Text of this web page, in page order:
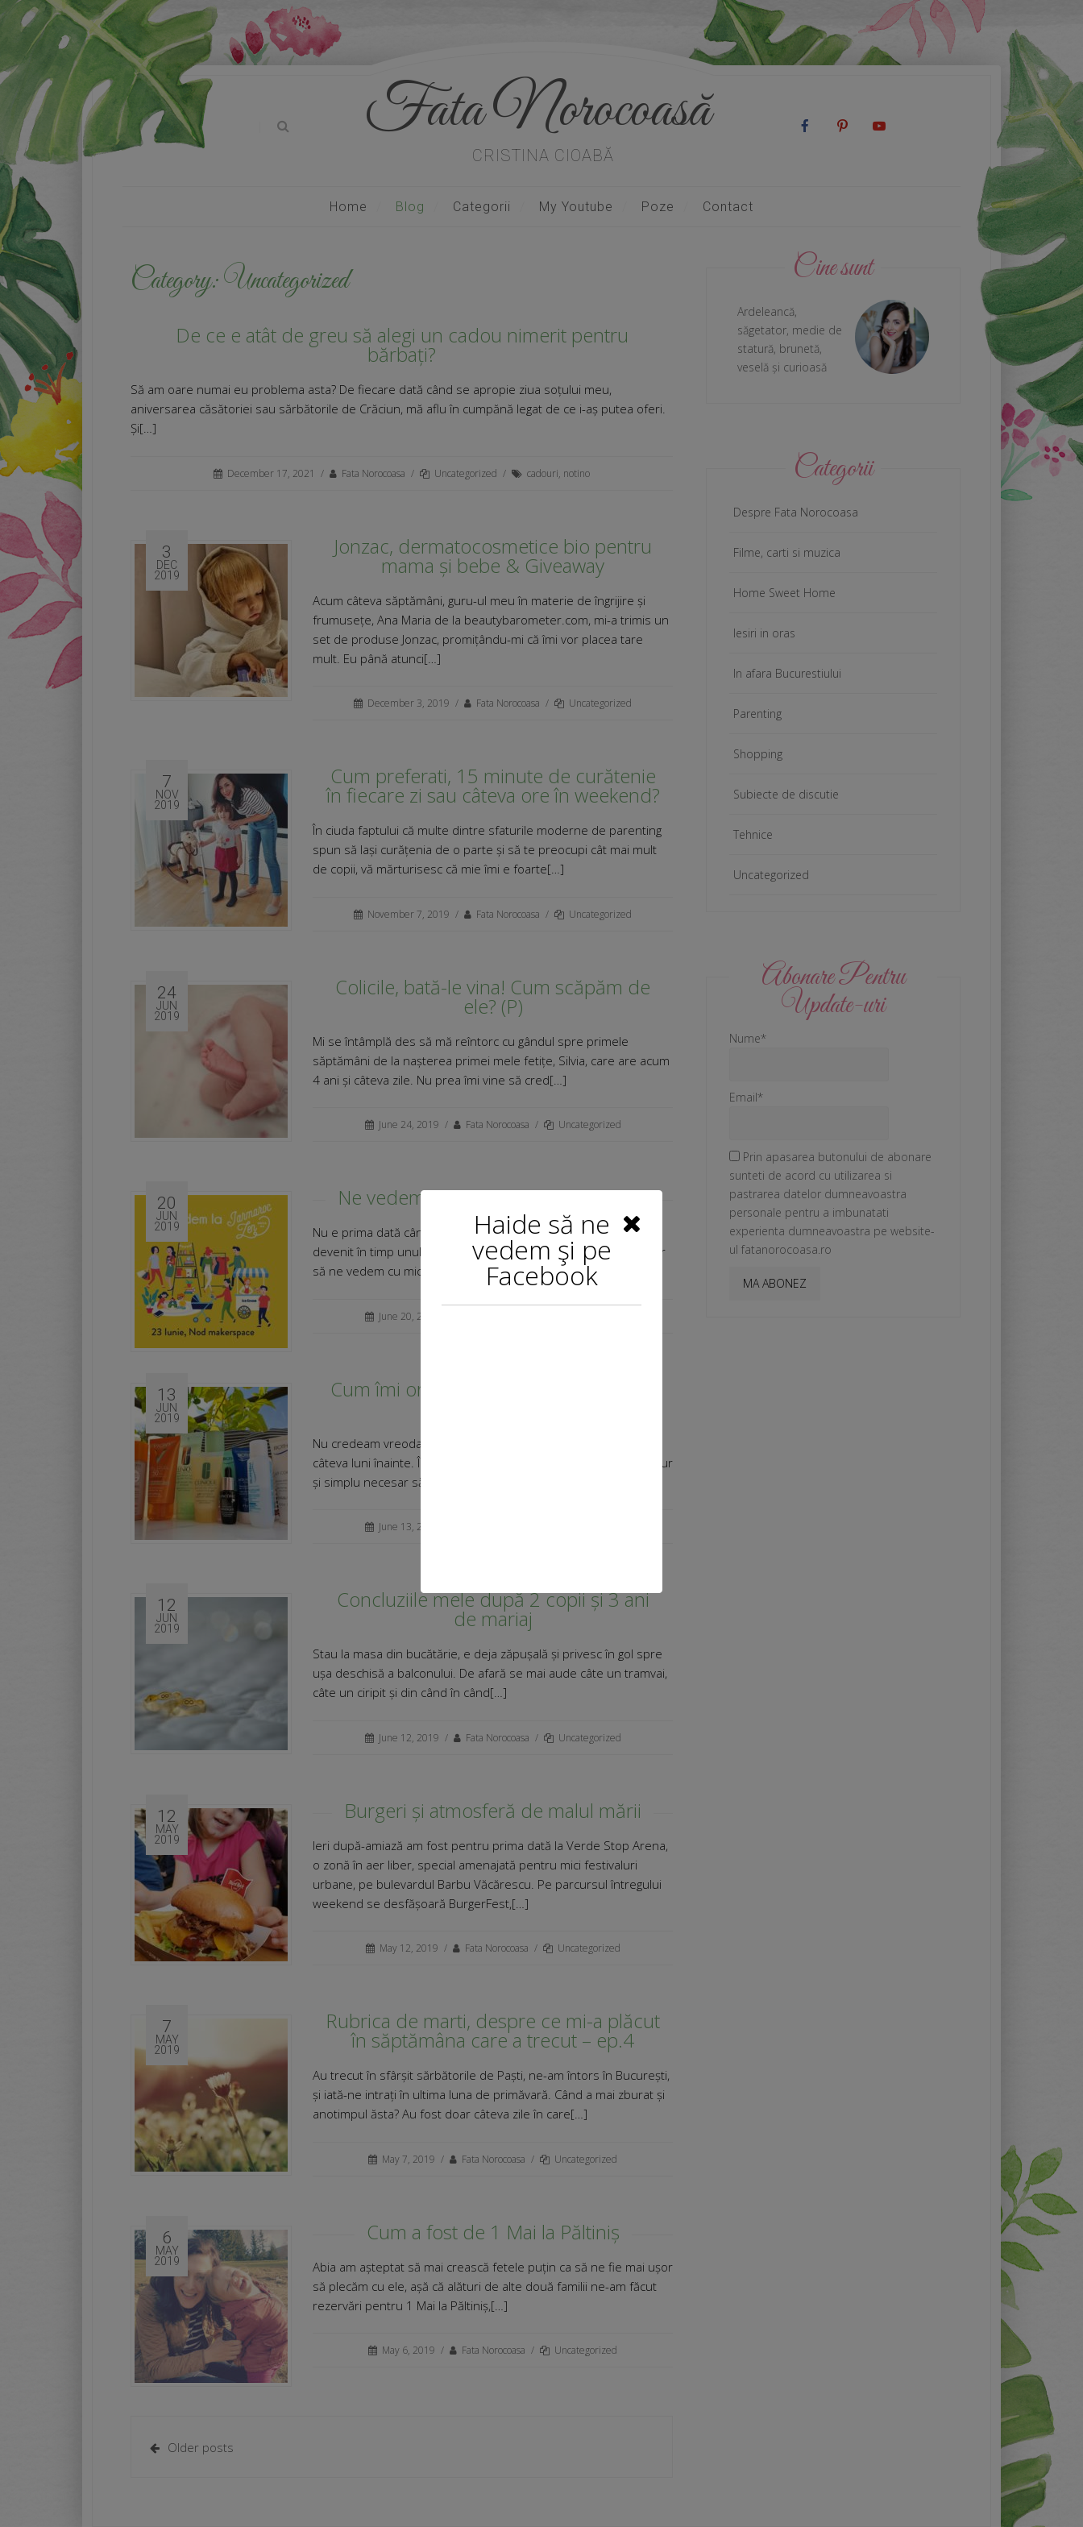
Fata Norocoasă
CRISTINA CIOABĂ
Home Blog Categorii My Youtube Poze Contact
Category:Uncategorized
De ce e atât de greu să alegi un cadou nimerit pentru
bărbați?
Să am oare numai eu problema asta? De fiecare dată când se apropie ziua soțului meu,
aniversarea căsătoriei sau sărbătorile de Crăciun, mă aflu în cumpănă legat de ce i-aș putea oferi.
Și[…]
December 17, 2021 / Fata Norocoasa / Uncategorized / cadouri, notino
3
DEC
2019
Jonzac, dermatocosmetice bio pentru
mama și bebe & Giveaway
Acum câteva săptămâni, guru-ul meu în materie de îngrijire și
frumusețe, Ana Maria de la beautybarometer.com, mi-a trimis un
set de produse Jonzac, promițându-mi că îmi vor placea tare
mult. Eu până atunci[…]
December 3, 2019 / Fata Norocoasa / Uncategorized
7
NOV
2019
Cum preferati, 15 minute de curătenie
în fiecare zi sau câteva ore în weekend?
În ciuda faptului că multe dintre sfaturile moderne de parenting
spun să lași curățenia de o parte și să te preocupi cât mai mult
de copii, vă mărturisesc că mie îmi e foarte[…]
November 7, 2019 / Fata Norocoasa / Uncategorized
24
JUN
2019
Colicile, bată-le vina! Cum scăpăm de
ele? (P)
Mi se întâmplă des să mă reîntorc cu gândul spre primele
săptămâni de la nașterea primei mele fetițe, Silvia, care are acum
4 ani și câteva zile. Nu prea îmi vine să cred[…]
June 24, 2019 / Fata Norocoasa / Uncategorized
20
JUN
2019
Ne vedem duminică la Iarmaroc Zen
Nu e prima dată când vă scriu despre evenimentul acesta,
devenit în timp unul dintre favoritele mele. Așa că duminică sper
să ne vedem cu mic, cu mare la Iarmaroc Zen, eu voi[…]
June 20, 2019
13
JUN
2019
Cum îmi organizez cosmeticele pentru
Nu credeam vreodată că o să ajung să programez toată vara cu
câteva luni înainte. Însă sunt în acea etapă a vieții în care este pur
și simplu necesar să fac asta. Și[…]
June 13, 2019
12
JUN
2019
Concluziile mele după 2 copii și 3 ani
de mariaj
Stau la masa din bucătărie, e deja zăpușală și privesc în gol spre
ușa deschisă a balconului. De afară se mai aude câte un tramvai,
câte un ciripit și din când în când[…]
June 12, 2019 / Fata Norocoasa / Uncategorized
12
MAY
2019
Burgeri și atmosferă de malul mării
Ieri după-amiază am fost pentru prima dată la Verde Stop Arena,
o zonă în aer liber, special amenajată pentru mici festivaluri
urbane, pe bulevardul Barbu Văcărescu. Pe parcursul întregului
weekend se desfășoară BurgerFest,[…]
May 12, 2019 / Fata Norocoasa / Uncategorized
7
MAY
2019
Rubrica de marti, despre ce mi-a plăcut
în săptămâna care a trecut – ep.4
Au trecut în sfârșit sărbătorile de Paști, ne-am întors în București,
și iată-ne intrați în ultima luna de primăvară. Când a mai zburat și
anotimpul ăsta? Au fost doar câteva zile în care[…]
May 7, 2019 / Fata Norocoasa / Uncategorized
6
MAY
2019
Cum a fost de 1 Mai la Păltiniș
Abia am așteptat să mai crească fetele puțin ca să ne fie mai ușor
să plecăm cu ele, așă că alături de alte două familii ne-am făcut
rezervări pentru 1 Mai la Păltiniș,[…]
May 6, 2019 / Fata Norocoasa / Uncategorized
Older posts
Cine sunt
Ardeleancă,
săgetator, medie de
statură, brunetă,
veselă și curioasă
Categorii
Despre Fata Norocoasa
Filme, carti si muzica
Home Sweet Home
Iesiri in oras
In afara Bucurestiului
Parenting
Shopping
Subiecte de discutie
Tehnice
Uncategorized
Abonare Pentru
Update-uri
Nume*
Email*
Prin apasarea butonului de abonare
sunteti de acord cu utilizarea si
pastrarea datelor dumneavoastra
personale pentru a imbunatati
experienta dumneavoastra pe website-
ul fatanorocoasa.ro
Haide să ne
vedem şi pe
Facebook